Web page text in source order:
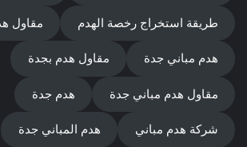
طريقة استخراج رخصة الهدم مقاول
هدم مباني جدة مقاول هدم بجدة
مقاول هدم مباني جدة هدم جدة
شركة هدم مباني هدم المباني جدة